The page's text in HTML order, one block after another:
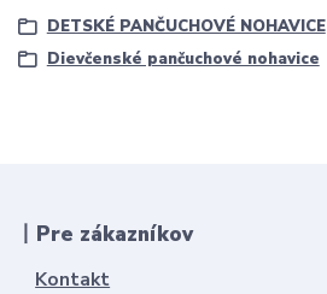
DETSKÉ PANČUCHOVÉ NOHAVICE
Dievčenské pančuchové nohavice
丨Pre zákazníkov
Kontakt